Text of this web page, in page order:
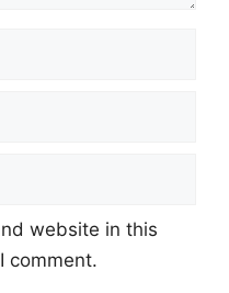
website in this
comment.